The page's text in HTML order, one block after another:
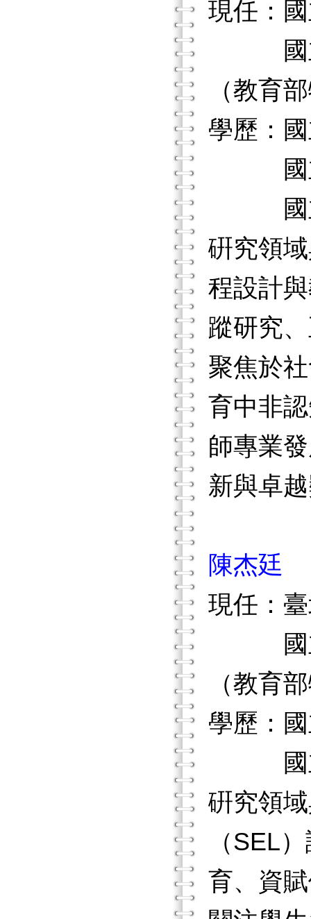
現任：
國立
（教育
學歷：
國立
國立
硏究領
程設計
蹤研究
聚焦於
育中非
師專業
新與卓
陳杰廷
現任：
國立
（教育
學歷：
國立
硏究領
（SEL
育、資